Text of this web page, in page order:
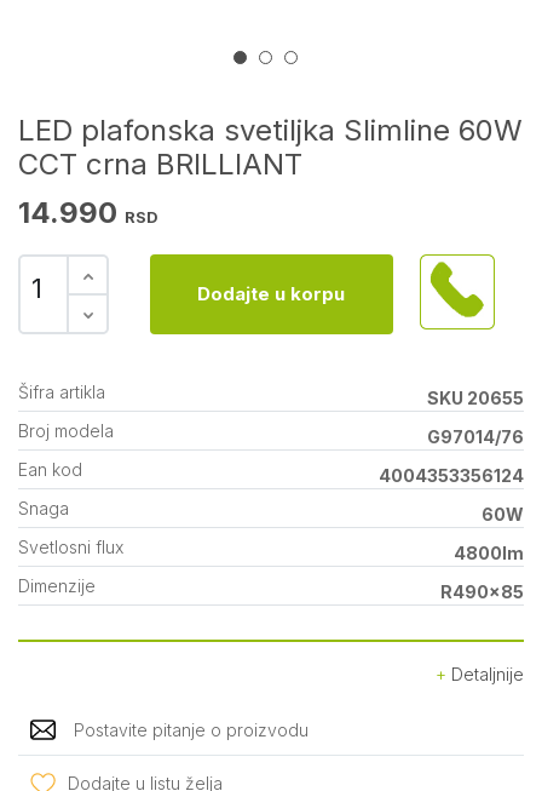
LED plafonska svetiljka Slimline 60W
CCT crna BRILLIANT
14.990 RSD
Dodajte u korpu
Šifra artikla
SKU 20655
Broj modela
G97014/76
Ean kod
4004353356124
Snaga
60W
Svetlosni flux
4800lm
Dimenzije
R490x85
Detaljnije
Postavite pitanje o proizvodu
Dodajte u listu želja